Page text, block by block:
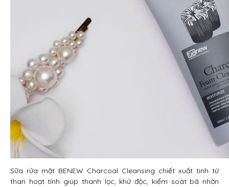
Sữa rửa mặt BENEW Charcoal Cleansing chiết xuất tinh từ
than hoạt tính giúp thanh lọc, khử độc, kiểm soát bã nhờn